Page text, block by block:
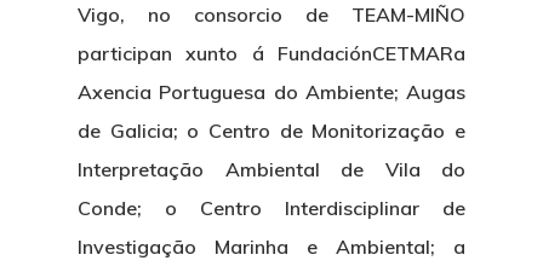
Vigo, no consorcio de TEAM-MIÑO
participan xunto á FundaciónCETMARa
Axencia Portuguesa do Ambiente; Augas
de Galicia; o Centro de Monitorização e
Interpretação Ambiental de Vila do
Conde; o Centro Interdisciplinar de
Investigação Marinha e Ambiental; a